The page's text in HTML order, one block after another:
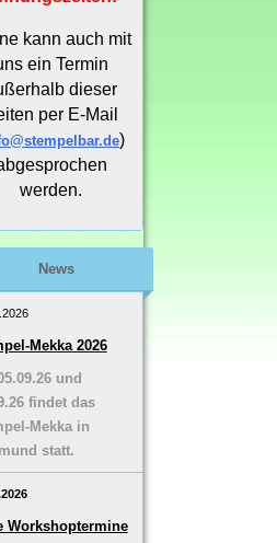
kann auch mit
ein Termin
dieser
per E-Mail
)
werden.
News
Mekka 2026
und
findet das
Mekka in
statt.
Workshoptermine